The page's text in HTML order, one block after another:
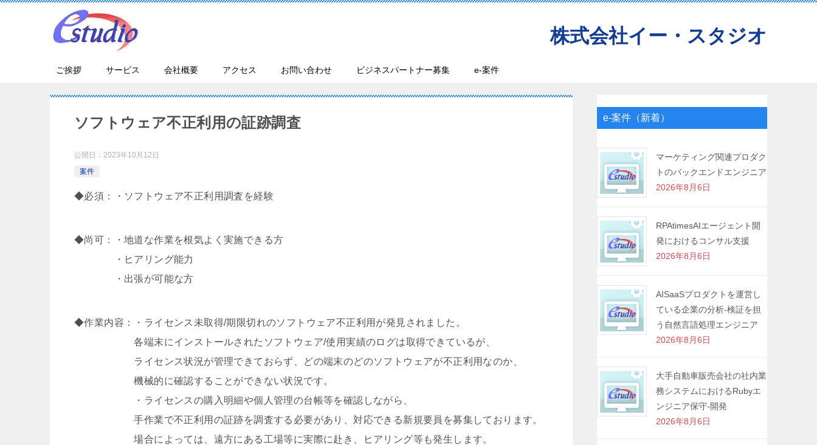
株式会社イー・スタジオ
ご挨拶 サービス 会社概要 アクセス お問い合わせ ビジネスパートナー募集 e-案件
ソフトウェア不正利用の証跡調査
公開日： 2023年10月12日
案件
◆必須：・ソフトウェア不正利用調査を経験
◆尚可：・地道な作業を根気よく実施できる方
・ヒアリング能力
・出張が可能な方
◆作業内容：・ライセンス未取得/期限切れのソフトウェア不正利用が発見されました。
各端末にインストールされたソフトウェア/使用実績のログは取得できているが、
ライセンス状況が管理できておらず、どの端末のどのソフトウェアが不正利用なのか、
機械的に確認することができない状況です。
・ライセンスの購入明細や個人管理の台帳等を確認しながら、
手作業で不正利用の証跡を調査する必要があり、対応できる新規要員を募集しております。
場合によっては、遠方にある工場等に実際に赴き、ヒアリング等も発生します。
e-案件（新着）
マーケティング関連プロダク
トのバックエンドエンジニア
2026年8月6日
RPAtimesAIエージェント開
発におけるコンサル支援
2026年8月6日
AISaaSプロダクトを運営し
ている企業の分析-検証を担
う自然言語処理エンジニア
2026年8月6日
大手自動車販売会社の社内業
務システムにおけるRubyエ
ンジニア保守-開発
2026年8月6日